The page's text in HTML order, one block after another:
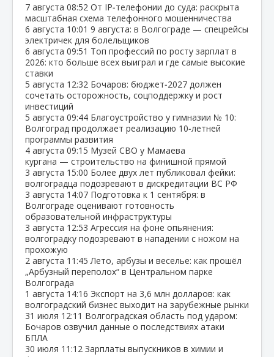
7 августа 08:52 От IP‑телефонии до суда: раскрыта
масштабная схема телефонного мошенничества
6 августа 10:01 9 августа: в Волгограде — спецрейсы
электричек для болельщиков
6 августа 09:51 Топ профессий по росту зарплат в
2026: кто больше всех выиграл и где самые высокие
ставки
5 августа 12:32 Бочаров: бюджет‑2027 должен
сочетать осторожность, соцподдержку и рост
инвестиций
5 августа 09:44 Благоустройство у гимназии № 10:
Волгоград продолжает реализацию 10‑летней
программы развития
4 августа 09:15 Музей СВО у Мамаева
кургана — строительство на финишной прямой
3 августа 15:00 Более двух лет публиковал фейки:
волгоградца подозревают в дискредитации ВС РФ
3 августа 14:07 Подготовка к 1 сентября: в
Волгограде оценивают готовность
образовательной инфраструктуры
3 августа 12:53 Агрессия на фоне опьянения:
волгоградку подозревают в нападении с ножом на
прохожую
2 августа 11:45 Лето, арбузы и веселье: как прошёл
„Арбузный переполох“ в Центральном парке
Волгограда
1 августа 14:16 Экспорт на 3,6 млн долларов: как
волгоградский бизнес выходит на зарубежные рынки
31 июля 12:11 Волгоградская область под ударом:
Бочаров озвучил данные о последствиях атаки
БПЛА
30 июля 11:12 Зарплаты выпускников в химии и